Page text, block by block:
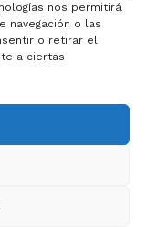
nos permitirá
navegación o las
o retirar el
a ciertas